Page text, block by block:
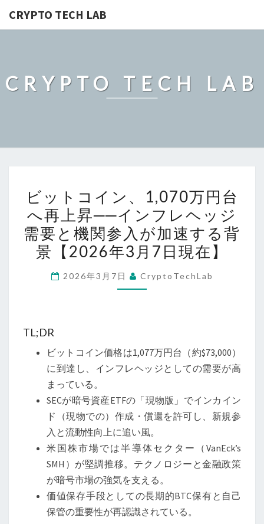
CRYPTO TECH LAB
CRYPTO TECH LAB
ッ
ト
コ
イ
ン、
1,070
再
上
──
イ
ン
フ
レ
ヘ
ッ
ジ
ビットコイン、1,070万円台
へ再上昇──インフレヘッジ
需要と機関参入が加速する背
景【2026年3月7日現在】
2026年3月7日 CryptoTechLab
TL;DR
ビットコイン価格は1,077万円台（約$73,000）
に到達し、インフレヘッジとしての需要が高
まっている。
SECが暗号資産ETFの「現物版」でインカイン
ド（現物での）作成・償還を許可し、新規参
入と流動性向上に追い風。
米国株市場では半導体セクター（VanEck’s
SMH）が堅調推移。テクノロジーと金融政策
が暗号市場の強気を支える。
価値保存手段としての長期的BTC保有と自己
保管の重要性が再認識されている。